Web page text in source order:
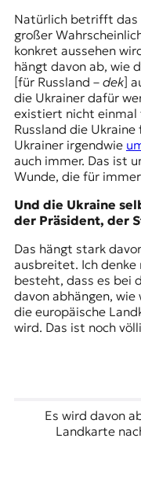
Natürlich betrifft das
großer
konkret aussehen
hängt davon ab, wie
[für Russland – dek]
die Ukrainer dafür
existiert nicht einmal
Russland die
Ukrainer irgendwie
auch immer. Das ist
Wunde, die für
Und die Ukraine
der Präsident, der
Das hängt stark
ausbreitet. Ich
besteht, dass es bei
davon abhängen,
die europäische
wird. Das ist noch
Es wird davon
Landkarte